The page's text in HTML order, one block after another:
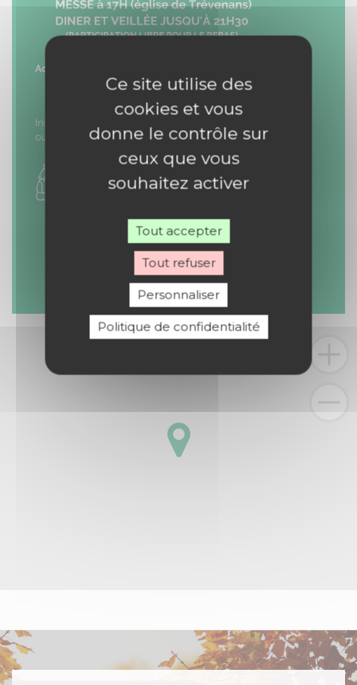
Ce site utilise des
cookies et vous
donne le contrôle sur
ceux que vous
souhaitez activer
Tout accepter
Tout refuser
Personnaliser
Politique de confidentialité